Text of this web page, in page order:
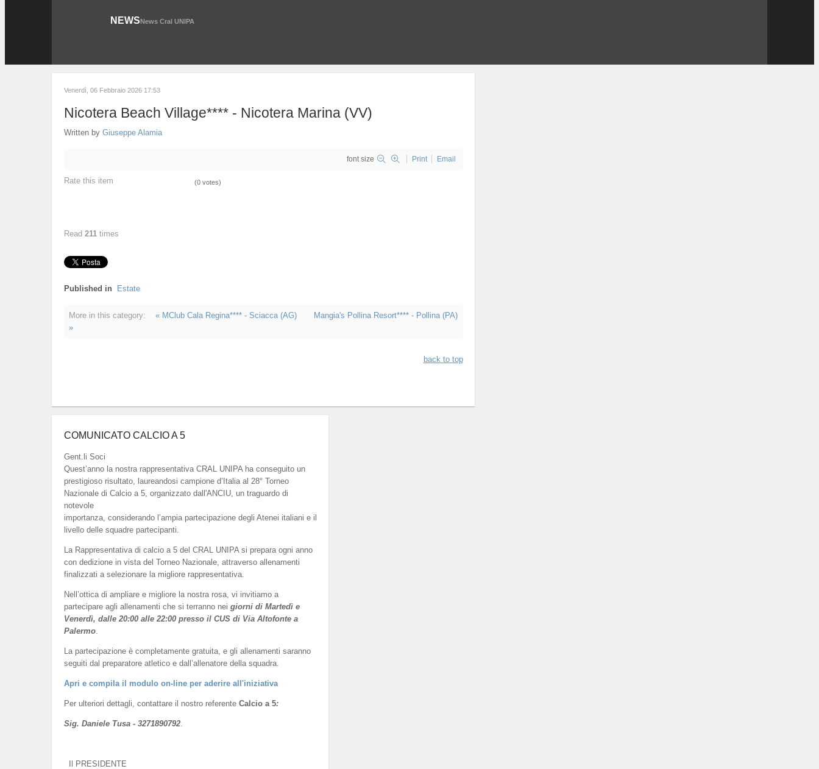
NEWSNews Cral UNIPA
Venerdì, 06 Febbraio 2026 17:53
Nicotera Beach Village**** - Nicotera Marina (VV)
Written by Giuseppe Alamia
font size Print Email
Rate this item (0 votes)
Read 211times
Published in Estate
More in this category: « MClub Cala Regina**** - Sciacca (AG)
Mangia's Pollina Resort**** - Pollina (PA)
»
back to top
COMUNICATO CALCIO A 5
Gent.li Soci
Quest’anno la nostra rappresentativa CRAL UNIPA ha conseguito un
prestigioso risultato, laureandosi campione d’Italia al 28° Torneo
Nazionale di Calcio a 5, organizzato dall'ANCIU, un traguardo di
notevole
importanza, considerando l’ampia partecipazione degli Atenei italiani e il
livello delle squadre partecipanti.
La Rappresentativa di calcio a 5 del CRAL UNIPA si prepara ogni anno
con dedizione in vista del Torneo Nazionale, attraverso allenamenti
finalizzati a selezionare la migliore rappresentativa.
Nell’ottica di ampliare e migliore la nostra rosa, vi invitiamo a
partecipare agli allenamenti che si terranno nei giorni di Martedì e
Venerdì, dalle 20:00 alle 22:00 presso il CUS di Via Altofonte a
Palermo.
La partecipazione è completamente gratuita, e gli allenamenti saranno
seguiti dal preparatore atletico e dall’allenatore della squadra.
Apri e compila il modulo on-line per aderire all'iniziativa
Per ulteriori dettagli, contattare il nostro referente Calcio a 5:
Sig. Daniele Tusa - 3271890792.
Il PRESIDENTE